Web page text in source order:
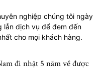
nghiệp chúng tôi ngày
lẫn dịch vụ để đem đến
cho mọi khách hàng.
đi nhật 5 năm về được